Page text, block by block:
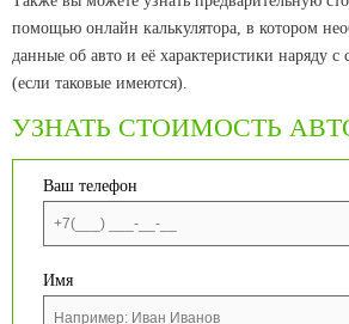
помощью онлайн калькулятора, в котором
данные об авто и её характеристики наряду с
(если таковые имеются).
УЗНАТЬ СТОИМОСТЬ
Ваш телефон
Имя